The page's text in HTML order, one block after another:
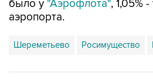
Шереметьево